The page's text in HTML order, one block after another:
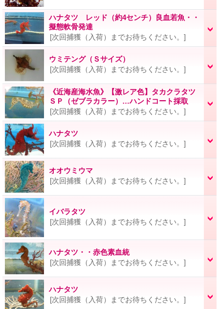
ハナタツ レッド（約4センチ）良血若魚・・
擬態軟骨発達
[次回捕獲（入荷）までお待ちください。]
ウミテング（Ｓサイズ）
[次回捕獲（入荷）までお待ちください。]
《近海産海水魚》【激レア色】タカクラタツ
ＳＰ（ゼブラカラー）…ハンドコート採取
[次回捕獲（入荷）までお待ちください。]
ハナタツ
[次回捕獲（入荷）までお待ちください。]
オオウミウマ
[次回捕獲（入荷）までお待ちください。]
イバラタツ
[次回捕獲（入荷）までお待ちください。]
ハナタツ・・赤色素血統
[次回捕獲（入荷）までお待ちください。]
ハナタツ
[次回捕獲（入荷）までお待ちください。]